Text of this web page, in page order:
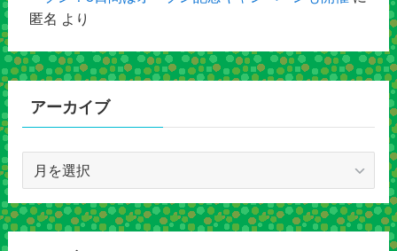
匿名 より
アーカイブ
カ
イ